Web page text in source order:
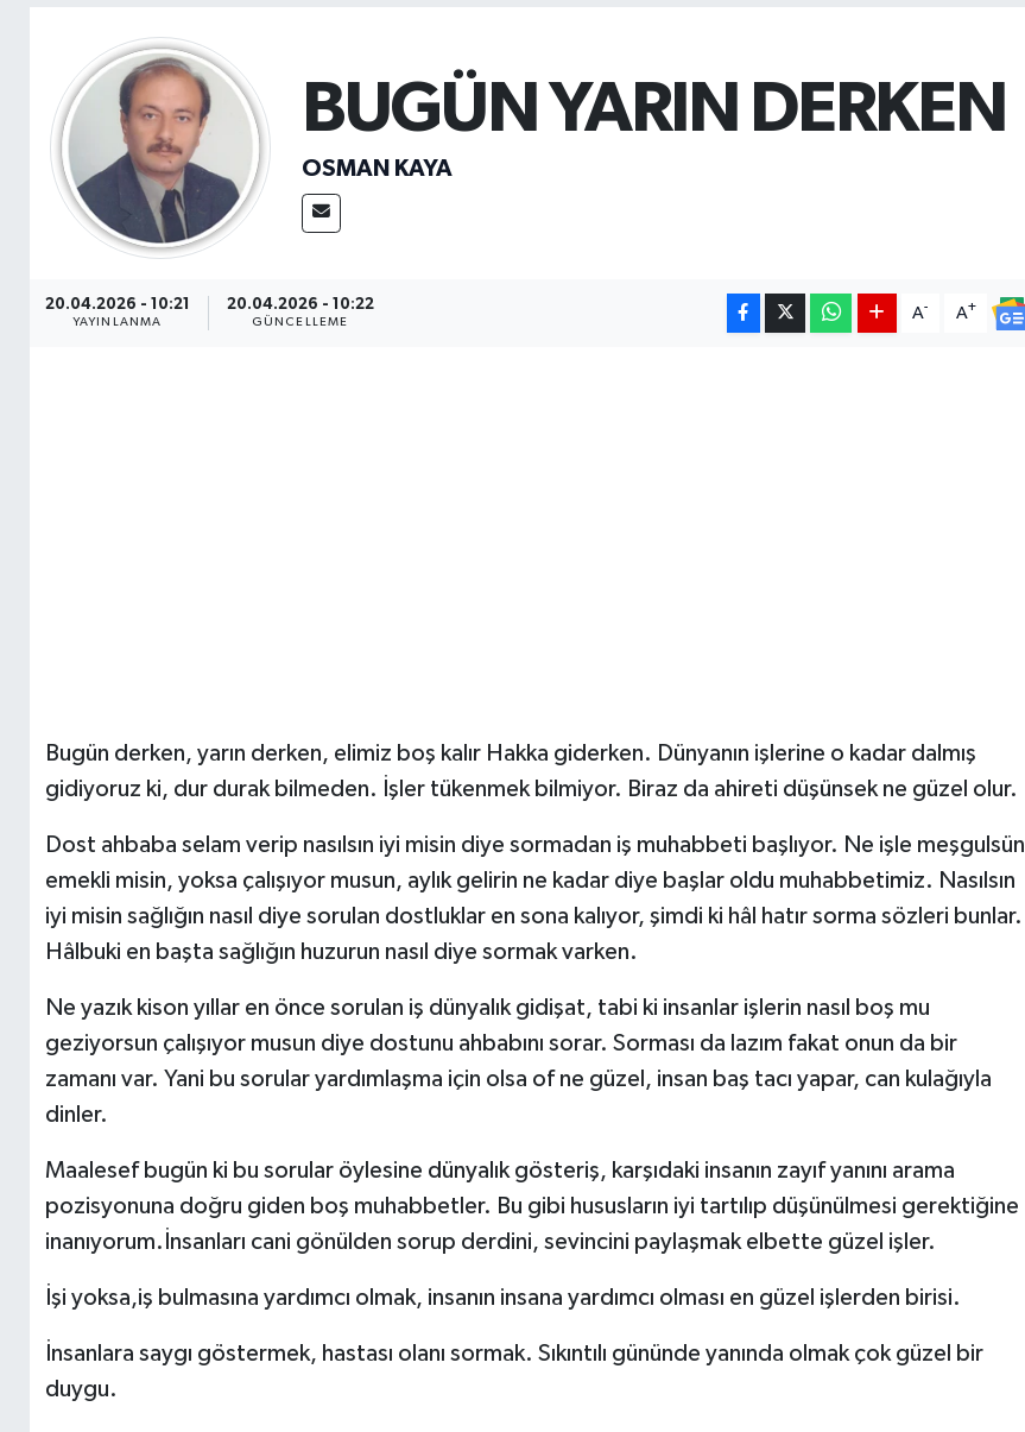
BUGÜN YARIN DERKEN
OSMAN KAYA
20.04.2026 - 10:21
YAYINLANMA
20.04.2026 - 10:22
GÜNCELLEME
A- A+
Bugün derken, yarın derken, elimiz boş kalır Hakka giderken. Dünyanın işlerine o kadar dalmış
gidiyoruz ki, dur durak bilmeden. İşler tükenmek bilmiyor. Biraz da ahireti düşünsek ne güzel olur.
Dost ahbaba selam verip nasılsın iyi misin diye sormadan iş muhabbeti başlıyor. Ne işle meşgulsün
emekli misin, yoksa çalışıyor musun, aylık gelirin ne kadar diye başlar oldu muhabbetimiz. Nasılsın
iyi misin sağlığın nasıl diye sorulan dostluklar en sona kalıyor, şimdi ki hâl hatır sorma sözleri bunlar.
Hâlbuki en başta sağlığın huzurun nasıl diye sormak varken.
Ne yazık kison yıllar en önce sorulan iş dünyalık gidişat, tabi ki insanlar işlerin nasıl boş mu
geziyorsun çalışıyor musun diye dostunu ahbabını sorar. Sorması da lazım fakat onun da bir
zamanı var. Yani bu sorular yardımlaşma için olsa of ne güzel, insan baş tacı yapar, can kulağıyla
dinler.
Maalesef bugün ki bu sorular öylesine dünyalık gösteriş, karşıdaki insanın zayıf yanını arama
pozisyonuna doğru giden boş muhabbetler. Bu gibi hususların iyi tartılıp düşünülmesi gerektiğine
inanıyorum.İnsanları cani gönülden sorup derdini, sevincini paylaşmak elbette güzel işler.
İşi yoksa,iş bulmasına yardımcı olmak, insanın insana yardımcı olması en güzel işlerden birisi.
İnsanlara saygı göstermek, hastası olanı sormak. Sıkıntılı gününde yanında olmak çok güzel bir
duygu.
Sağlık
Seri İlan
Siyaset
Spor